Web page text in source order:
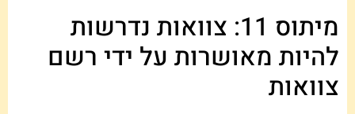
מיתוס 11: צוואות נדרשות
להיות מאושרות על ידי רשם
צוואות